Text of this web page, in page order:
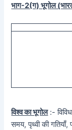
भाग-2(ग) भूगोल
विश्व का भूगोल:-
समय, पृथ्वी की गतियाँ,